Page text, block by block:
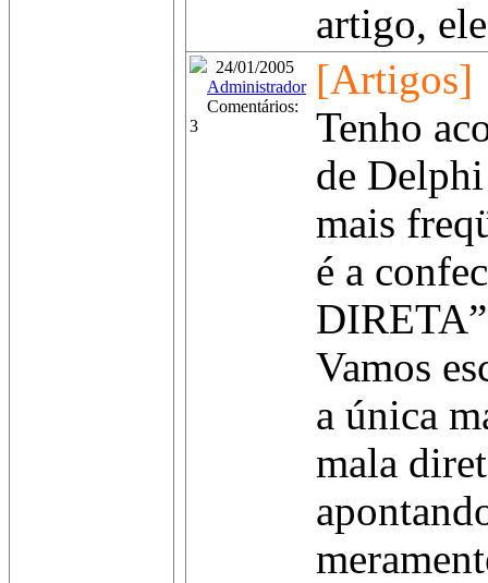
artigo,
24/01/2005
Administrador
Comentários:
3
[Artigos]
Tenho
de
mais
é a
Vamos
a única
mala